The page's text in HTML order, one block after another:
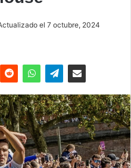
el 7 octubre, 2024